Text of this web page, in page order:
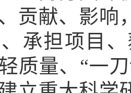
贡献、影响
承担项目
质量、“一